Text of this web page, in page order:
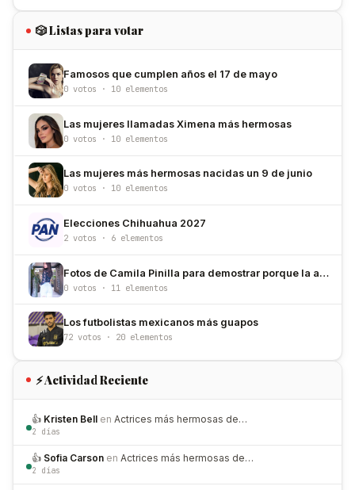
🎲 Listas para votar
Famosos que cumplen años el 17 de mayo
0 votos · 10 elementos
Las mujeres llamadas Ximena más hermosas
0 votos · 10 elementos
Las mujeres más hermosas nacidas un 9 de junio
0 votos · 10 elementos
Elecciones Chihuahua 2027
2 votos · 6 elementos
Fotos de Camila Pinilla para demostrar porque la amamos
0 votos · 11 elementos
Los futbolistas mexicanos más guapos
72 votos · 20 elementos
⚡ Actividad Reciente
👍 Kristen Bell en Actrices más hermosas de…
2 días
👍 Sofia Carson en Actrices más hermosas de…
2 días